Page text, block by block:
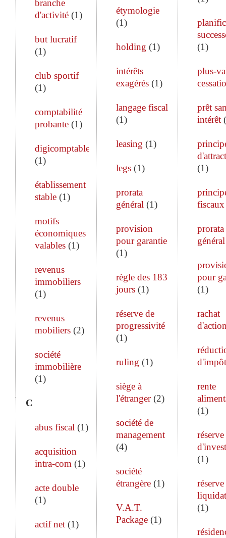
branche
d'activité (1)
but lucratif
(1)
club sportif
(1)
comptabilité
probante (1)
digicomptable
(1)
établissement
stable (1)
motifs
économiques
valables (1)
revenus
immobiliers
(1)
revenus
mobiliers (2)
société
immobilière
(1)
C
abus fiscal (1)
acquisition
intra-com (1)
acte double
(1)
actif net (1)
étymologie
(1)
holding (1)
intérêts
exagérés(1)
langage fiscal
(1)
leasing (1)
legs(1)
prorata
général (1)
provision
pour garantie
(1)
règle des 183
jours(1)
réserve de
progressivité
(1)
ruling (1)
siège à
l'étranger(2)
société de
management
(4)
société
étrangère(1)
V.A.T.
Package(1)
(1)
plus-
prêt
intérêt(
(1)
fiscaux
prorata
général
pour
(1)
rachat
d'impôt
rente
(1)
réserve
(1)
(1)